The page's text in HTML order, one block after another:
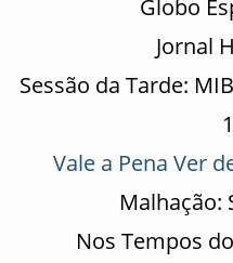
Globo
Jornal
Sessão da Tarde:
Vale a Pena Ver
Malhação:
Nos Tempos